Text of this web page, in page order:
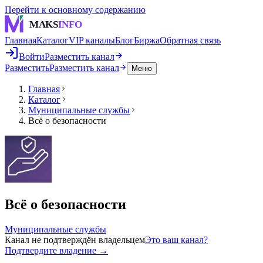
Перейти к основному содержанию
MAKSINFO
ГлавнаяКаталогVIP каналыБлогБиржаОбратная связь
ВойтиРазместить канал
РазместитьРазместить канал Меню
Главная
Каталог
Муниципальные службы
Всё о безопасности
Всё о безопасности
Муниципальные службы
Канал не подтверждён владельцемЭто ваш канал?
Подтвердите владение →